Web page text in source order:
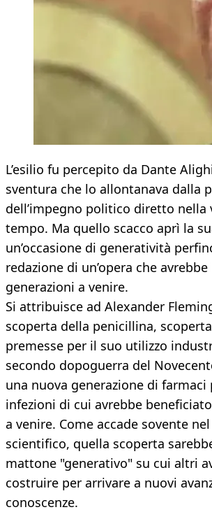
L’esilio fu percepito da Dante
sventura che lo allontanava dalla
dell’impegno politico diretto nella
tempo. Ma quello scacco aprì la
un’occasione di generatività
redazione di un’opera che
generazioni a venire.
Si attribuisce ad Alexander
scoperta della penicillina,
premesse per il suo utilizzo
secondo dopoguerra del
una nuova generazione di farmaci
infezioni di cui avrebbe
a venire. Come accade sovente
scientifico, quella scoperta
mattone "generativo" su cui altri
costruire per arrivare a nuovi
conoscenze.